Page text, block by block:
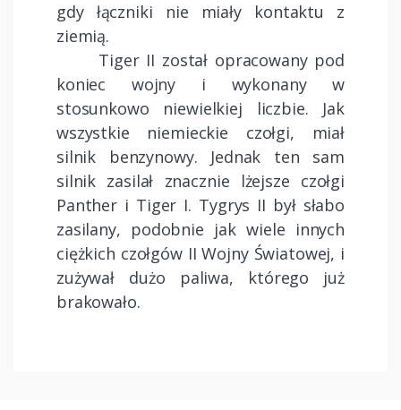
gdy łączniki nie miały kontaktu z
ziemią.
Tiger II został opracowany pod
koniec wojny i wykonany w
stosunkowo niewielkiej liczbie. Jak
wszystkie niemieckie czołgi, miał
silnik benzynowy. Jednak ten sam
silnik zasilał znacznie lżejsze czołgi
Panther i Tiger I. Tygrys II był słabo
zasilany, podobnie jak wiele innych
ciężkich czołgów II Wojny Światowej, i
zużywał dużo paliwa, którego już
brakowało.